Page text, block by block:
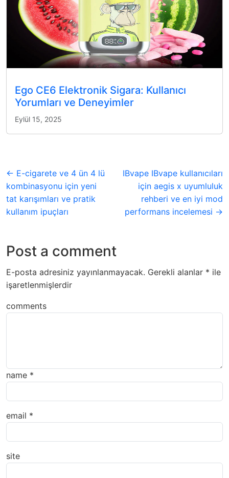
Ego CE6 Elektronik Sigara: Kullanıcı
Yorumları ve Deneyimler
Eylül 15, 2025
← E-cigarete ve 4 ün 4 lü
kombinasyonu için yeni
tat karışımları ve pratik
kullanım ipuçları
IBvape IBvape kullanıcıları
için aegis x uyumluluk
rehberi ve en iyi mod
performans incelemesi →
Post a comment
E-posta adresiniz yayınlanmayacak. Gerekli alanlar * ile
işaretlenmişlerdir
comments
name *
email *
site